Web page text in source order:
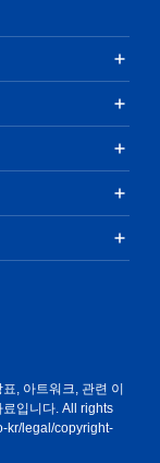
, 아트워크, 관련 이
입니다. All rights
kr/legal/copyright-